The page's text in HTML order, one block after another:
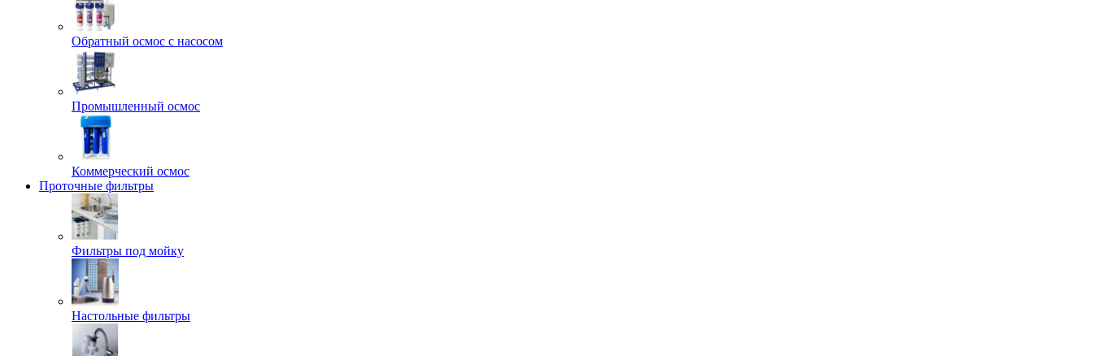
Обратный осмос с насосом
Промышленный осмос
Коммерческий осмос
Проточные фильтры
Фильтры под мойку
Настольные фильтры